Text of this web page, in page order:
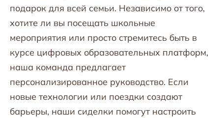
подарок для всей семьи. Независимо от того,
хотите ли вы посещать школьные
мероприятия или просто стремитесь быть в
курсе цифровых образовательных платформ,
наша команда предлагает
персонализированное руководство. Если
новые технологии или поездки создают
барьеры, наши сиделки помогут настроить